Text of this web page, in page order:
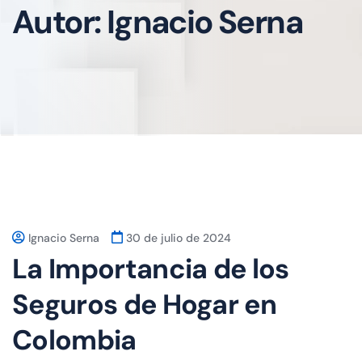
Autor:Ignacio Serna
Ignacio Serna 30 de julio de 2024
La Importancia de los
Seguros de Hogar en
Colombia